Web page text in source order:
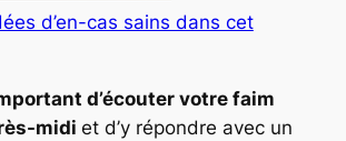
d’en-cas sains dans cet
d’écouter votre faim
midi et d’y répondre avec un